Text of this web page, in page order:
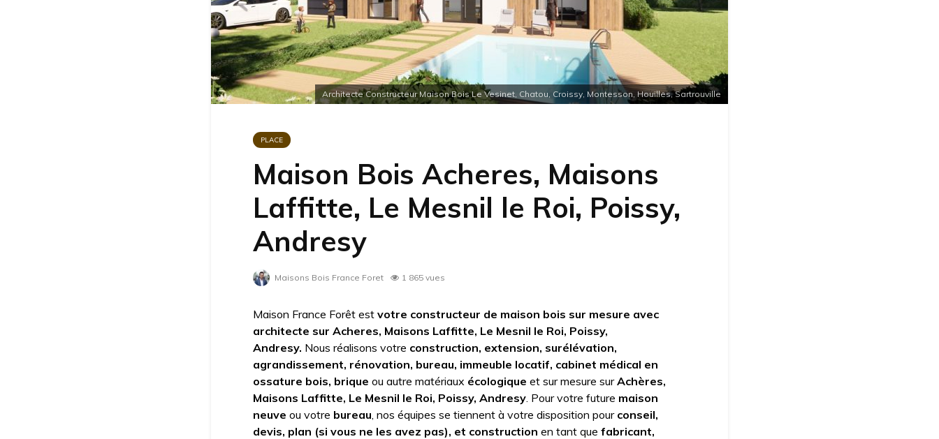
Architecte Constructeur Maison Bois Le Vesinet, Chatou, Croissy, Montesson, Houilles, Sartrouville
PLACE
Maison Bois Acheres, Maisons
Laffitte, Le Mesnil le Roi, Poissy,
Andresy
Maisons Bois France Foret 1 865 vues
Maison France Forêt est votre constructeur de maison bois sur mesure avec
architecte sur Acheres, Maisons Laffitte, Le Mesnil le Roi, Poissy,
Andresy. Nous réalisons votre construction, extension, surélévation,
agrandissement, rénovation, bureau, immeuble locatif, cabinet médical en
ossature bois, brique ou autre matériaux écologique et sur mesure surAchères,
Maisons Laffitte, Le Mesnil le Roi, Poissy, Andresy . Pour votre future maison
neuve ou votre bureau , nos équipes se tiennent à votre disposition pour conseil,
devis, plan (si vous ne les avez pas), et construction en tant que fabricant,